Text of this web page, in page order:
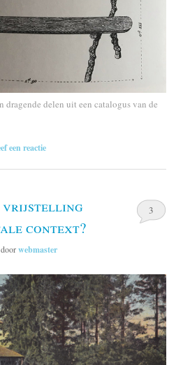
dragende delen uit een catalogus van de
een reactie
vrijstelling
context?
doorwebmaster
3